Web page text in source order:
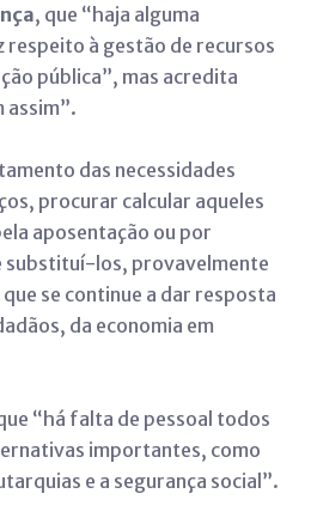
, que “haja alguma
respeito à gestão de recursos
pública”, mas acredita
assim”.
das necessidades
procurar calcular aqueles
aposentação ou por
substituí-los, provavelmente
se continue a dar resposta
da economia em
“há falta de pessoal todos
importantes, como
e a segurança social”.